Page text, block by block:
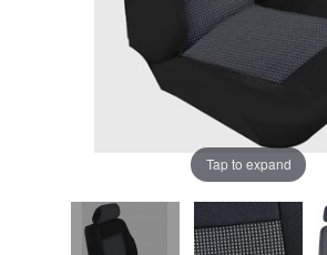
Tap to expand